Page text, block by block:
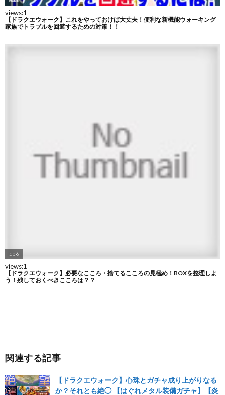
関連する記事
【ドラクエウォーク】心珠とガチャ成り上がりなる
か？それとも絶◯ 【はぐれメタル装備ガチャ】【炎